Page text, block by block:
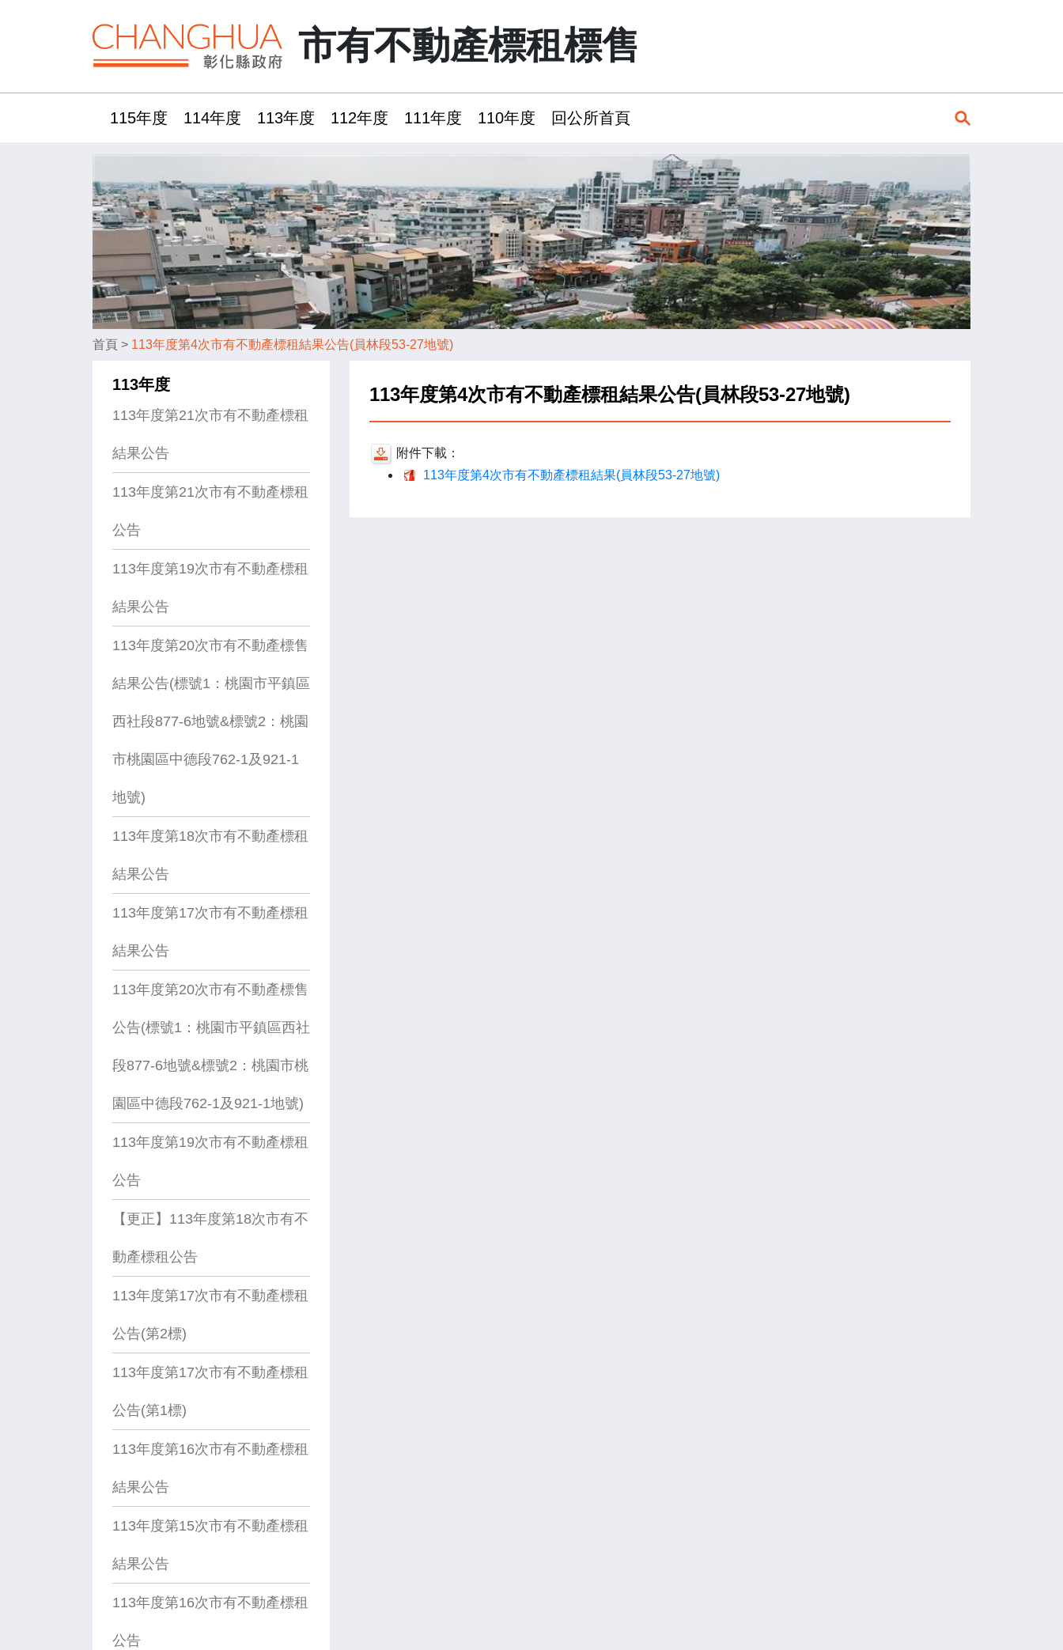
市有不動產標租標售
115年度 114年度 113年度 112年度 111年度 110年度 回公所首頁
首頁 > 113年度第4次市有不動產標租結果公告(員林段53-27地號)
113年度
113年度第21次市有不動產標租
結果公告
113年度第21次市有不動產標租
公告
113年度第19次市有不動產標租
結果公告
113年度第20次市有不動產標售
結果公告(標號1：桃園市平鎮區
西社段877-6地號&標號2：桃園
市桃園區中德段762-1及921-1
地號)
113年度第18次市有不動產標租
結果公告
113年度第17次市有不動產標租
結果公告
113年度第20次市有不動產標售
公告(標號1：桃園市平鎮區西社
段877-6地號&標號2：桃園市桃
園區中德段762-1及921-1地號)
113年度第19次市有不動產標租
公告
【更正】113年度第18次市有不
動產標租公告
113年度第17次市有不動產標租
公告(第2標)
113年度第17次市有不動產標租
公告(第1標)
113年度第16次市有不動產標租
結果公告
113年度第15次市有不動產標租
結果公告
113年度第16次市有不動產標租
公告
113年度第4次市有不動產標租結果公告(員林段53-27地號)
附件下載：
113年度第4次市有不動產標租結果(員林段53-27地號)